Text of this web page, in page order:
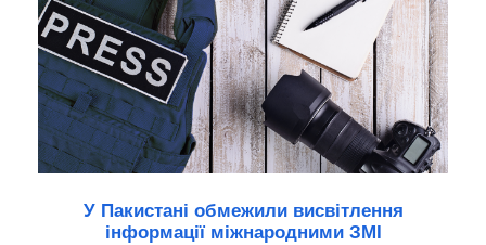
У Пакистані обмежили висвітлення
інформації міжнародними ЗМІ